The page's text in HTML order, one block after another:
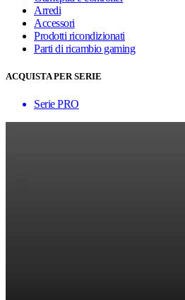
Arredi
Accessori
Prodotti ricondizionati
Parti di ricambio gaming
ACQUISTA PER SERIE
Serie PRO